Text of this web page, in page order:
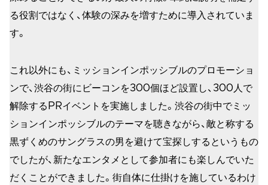
る役割ではなく、体験の深みを増すために導入されていま
す。
これ以外にも、ミッションインポッシブルのプロモーショ
ンで、渋谷の街にビーコンを300個ほど設置し、300人で
解除するPRイベントを実施しました。渋谷の街中でミッ
ションインポッシブルのテーマを聴きながら、敵と称する
黒ずくめのサングラスの男を避けて宝探しするというもの
でしたが、新たなエンタメとして参加者にも楽しんでいた
だくことができました。街自体に仕掛けを施しているわけ